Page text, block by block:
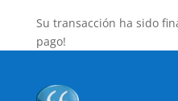
Su transacción ha sido
pago!